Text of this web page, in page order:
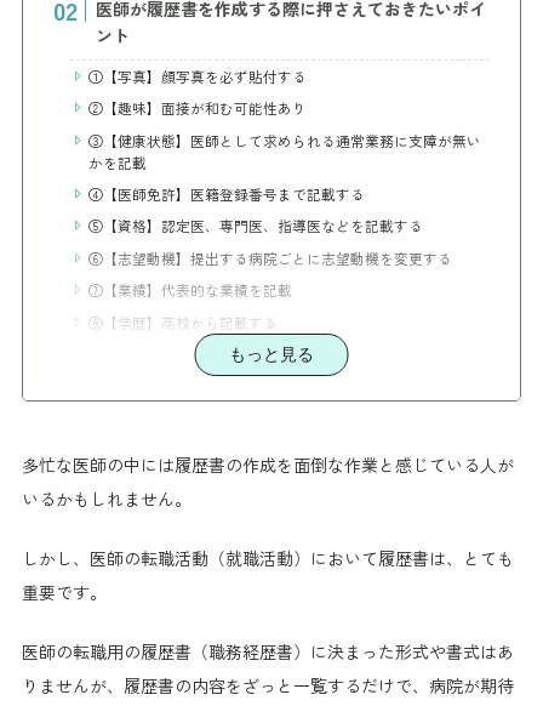
医師が履歴書を作成する際に押さえておきたいポイ
ント
①【写真】顔写真を必ず貼付する
②【趣味】面接が和む可能性あり
③【健康状態】医師として求められる通常業務に支障が無い
かを記載
④【医師免許】医籍登録番号まで記載する
⑤【資格】認定医、専門医、指導医などを記載する
⑥【志望動機】提出する病院ごとに志望動機を変更する
⑦【業績】代表的な業績を記載
⑧【学歴】高校から記載する
⑨【学歴・職歴】略称を使わない（正式名称を正確に記載）
でOK
まとめ
もっと見る
多忙な医師の中には履歴書の作成を面倒な作業と感じている人が
いるかもしれません。
しかし、医師の転職活動（就職活動）において履歴書は、とても
重要です。
医師の転職用の履歴書（職務経歴書）に決まった形式や書式はあ
りませんが、履歴書の内容をざっと一覧するだけで、病院が期待